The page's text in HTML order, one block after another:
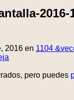
2016-
2016 en 1104
pero puedes